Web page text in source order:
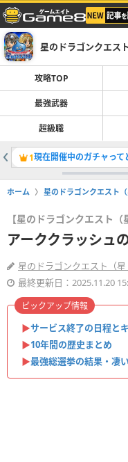
星のドラゴンクエス
攻略TOP
最強武器
超級職
1
ホーム 星のドラゴンクエスト
【星のドラゴンクエスト（
アーククラッシュ
星のドラゴンクエスト（
最終更新日：2025.11.20
▶︎サービス終了の日程と
▶︎10年間の歴史まとめ
▶︎最強総選挙の結果・凄
ピックアップ情報